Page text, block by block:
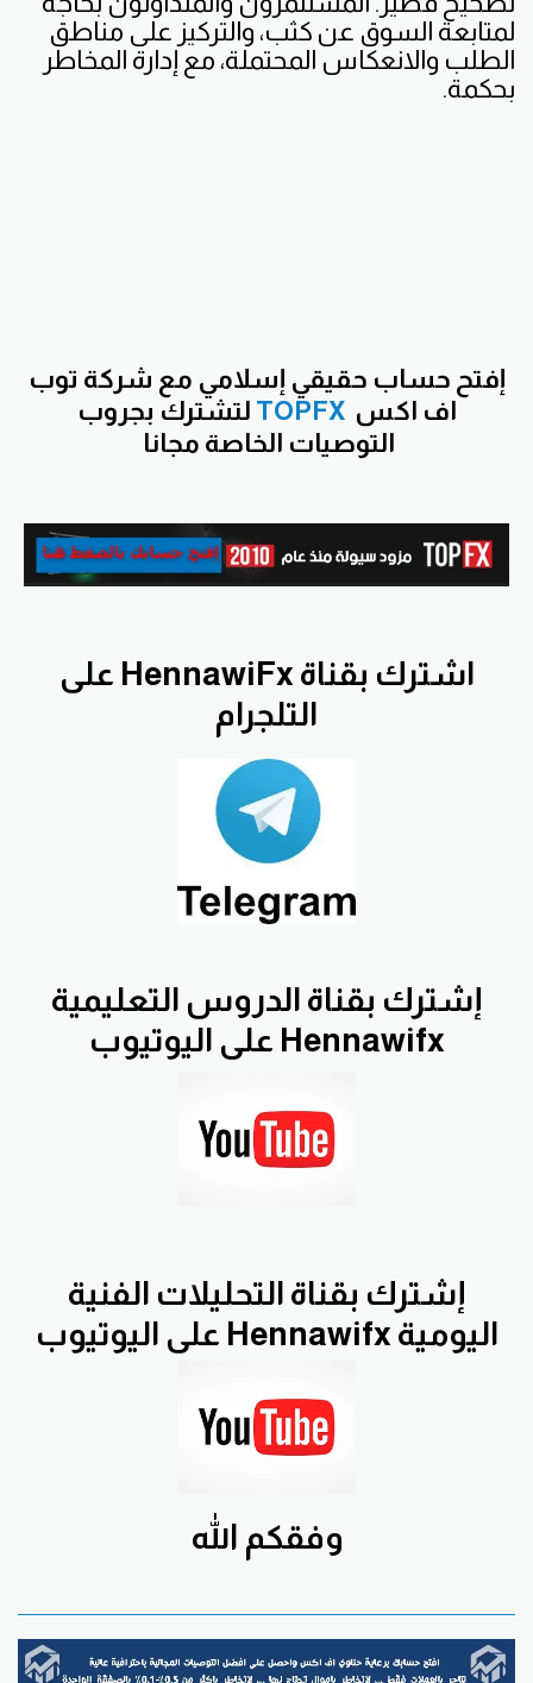
لمتابعة السوق عن كثب، والتركيز على مناطق
الطلب والانعكاس المحتملة، مع إدارة المخاطر
بحكمة.
إفتح حساب حقيقي إسلامي مع شركة توب
اف اكسTOPFX لتشترك بجروب
التوصيات الخاصة مجانا
اشترك بقناة HennawiFx على
التلجرام
إشترك بقناة الدروس التعليمية
Hennawifx على اليوتيوب
إشترك بقناة التحليلات الفنية
اليومية Hennawifx على اليوتيوب
وفقكم الله